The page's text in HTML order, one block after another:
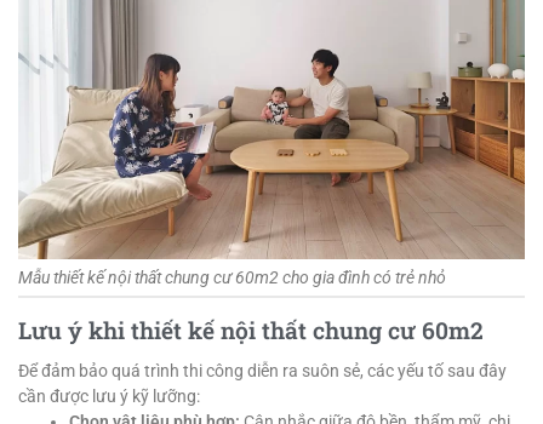
Mẫu thiết kế nội thất chung cư 60m2 cho gia đình có trẻ nhỏ
Lưu ý khi thiết kế nội thất chung cư 60m2
Để đảm bảo quá trình thi công diễn ra suôn sẻ, các yếu tố sau đây
cần được lưu ý kỹ lưỡng: